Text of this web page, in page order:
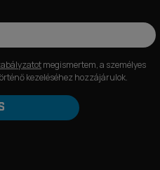
megismertem, a személyes
kezeléséhez hozzájárulok.